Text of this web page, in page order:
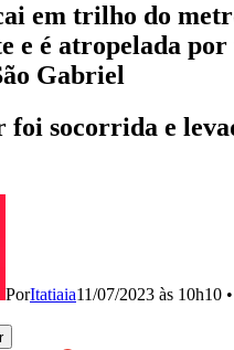
em trilho do
e é atropelada
Gabriel
foi socorrida e
PorItatiaia11/07/2023 às 10h10 •